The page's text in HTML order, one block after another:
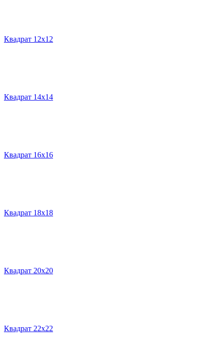
Квадрат 12х12
Квадрат 14х14
Квадрат 16х16
Квадрат 18х18
Квадрат 20х20
Квадрат 22х22